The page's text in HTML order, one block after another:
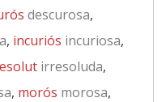
descurosa,
, incuriós incuriosa,
irresoluda,
, morós morosa,